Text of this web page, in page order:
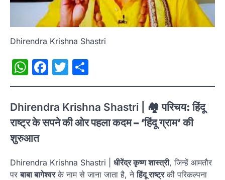
Dhirendra Krishna Shastri
WhatsApp
Facebook
Twitter
Dhirendra Krishna Shastri | 🏘परिचय: हिंदू
राष्ट्र के सपने की ओर पहला कदम – ‘हिंदू ग्राम’ की
शुरुआत
Dhirendra Krishna Shastri | धीरेंद्र कृष्ण शास्त्री, जिन्हें आमतौर
परबाबा बागेश्वरके नाम से जाना जाता है, नेहिंदू राष्ट्रकी परिकल्पना